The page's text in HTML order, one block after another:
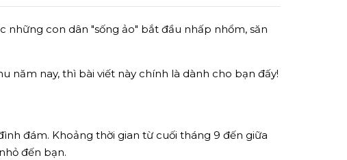
những con dân "sống ảo" bắt đầu nhấp nhổm, săn
năm nay, thì bài viết này chính là dành cho bạn đấy!
đám. Khoảng thời gian từ cuối tháng 9 đến giữa
đến bạn.